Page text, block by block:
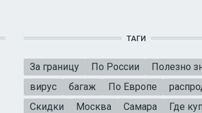
ТАГИ
За границу По России
Полезно
вирус
багаж По Европе
Скидки
Москва Самара
Где